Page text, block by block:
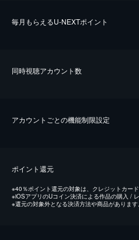
毎⽉もらえるU-NEXTポイント
同時視聴アカウント数
アカウントごとの機能制限設定
ポイント還元
※40％ポイント還元の対象は、クレジットカー
※iOSアプリのUコイン決済による作品の購入 /
※還元の対象外となる決済方法や商品がありま